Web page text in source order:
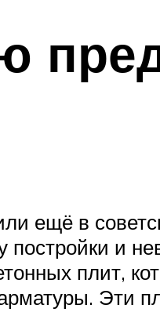
ещё в
постройки и
плит,
Эти